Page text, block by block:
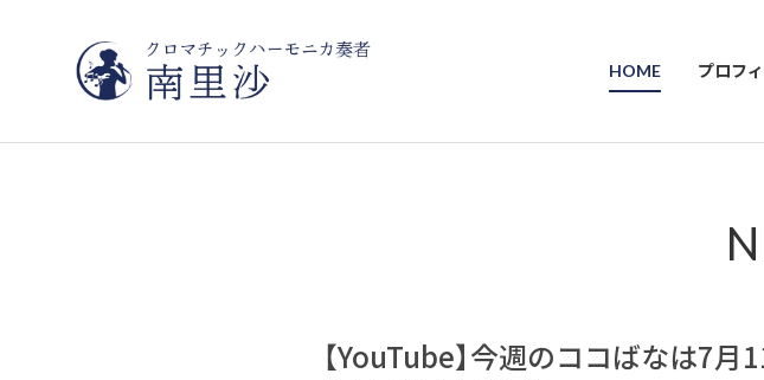
HOME プロフ
【YouTube】今週のココばなは7